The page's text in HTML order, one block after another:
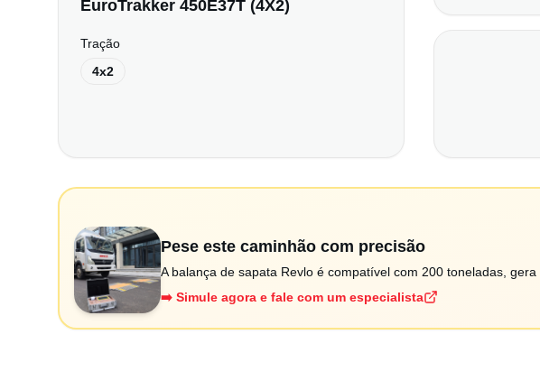
EuroTrakker 450E37T (4X2)
Tração
4x2
Pese este caminhão com precisão
A balança de sapata Revlo é compatível com 200 toneladas,
➡️ Simule agora e fale com um especialista